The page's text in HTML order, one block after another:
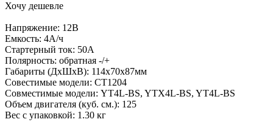
Хочу дешевле
Напряжение: 12В
Емкость: 4А/ч
Стартерный ток: 50А
Полярность: обратная -/+
Габариты (ДхШхВ): 114x70x87мм
Совестимые модели: CT1204
Совместимые модели: YT4L-BS, YTX4L-BS, YT4L-BS
Объем двигателя (куб. см.): 125
Вес с упаковкой: 1.30 кг